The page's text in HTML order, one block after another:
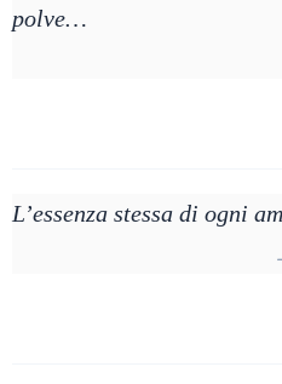
polve…
L’essenza stessa di ogni